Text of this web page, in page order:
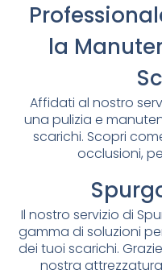
la
Affidati al nostro
una pulizia e
scarichi. Scopri
occlusioni,
Il nostro servizio di
gamma di soluzioni
dei tuoi scarichi.
nostra